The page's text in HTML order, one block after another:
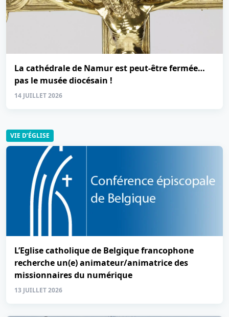
La cathédrale de Namur est peut-être fermée…
pas le musée diocésain !
14 JUILLET 2026
VIE D’ÉGLISE
L’Eglise catholique de Belgique francophone
recherche un(e) animateur/animatrice des
missionnaires du numérique
13 JUILLET 2026